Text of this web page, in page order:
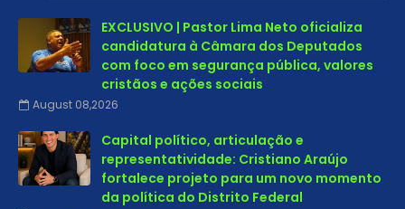
EXCLUSIVO | Pastor Lima Neto oficializa
candidatura à Câmara dos Deputados
com foco em segurança pública, valores
cristãos e ações sociais
August 08,2026
Capital político, articulação e
representatividade: Cristiano Araújo
fortalece projeto para um novo momento
da política do Distrito Federal